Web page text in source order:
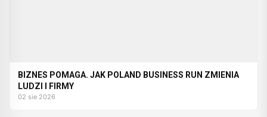
BIZNES POMAGA. JAK POLAND BUSINESS RUN ZMIENIA
LUDZI I FIRMY
02 sie 2026